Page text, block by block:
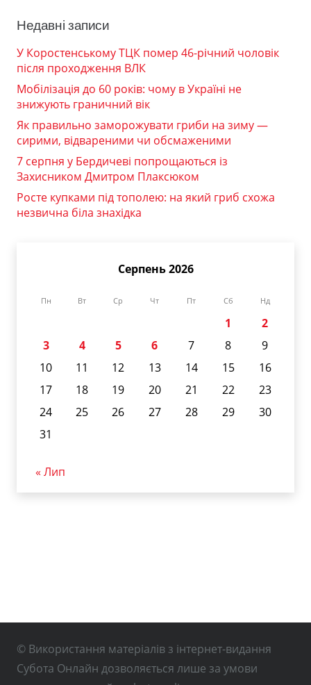
Недавні записи
У Коростенському ТЦК помер 46-річний чоловік
після проходження ВЛК
Мобілізація до 60 років: чому в Україні не
знижують граничний вік
Як правильно заморожувати гриби на зиму —
сирими, відвареними чи обсмаженими
7 серпня у Бердичеві попрощаються із
Захисником Дмитром Плаксюком
Росте купками під тополею: на який гриб схожа
незвична біла знахідка
Серпень 2026
Пн Вт Ср Чт Пт Сб Нд
1
2
3
4 5 6 7 8
9
10
11 12 13 14 15
16
17
18 19 20 21 22
23
24
25 26 27 28 29
30
31
« Лип
© Використання матеріалів з інтернет-видання
Субота Онлайн дозволяється лише за умови